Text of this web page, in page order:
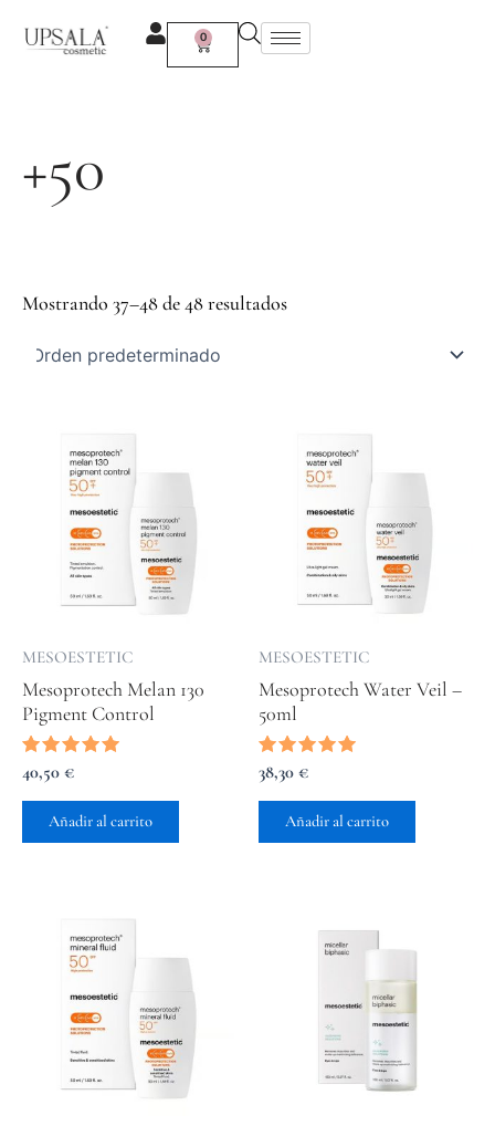
contenido
0
Carrito
+50
Mostrando 37–48 de 48 resultados
MESOESTETIC
Mesoprotech Melan 130
Pigment Control
Valorado
con
5.00
de 5
40,50 €
Añadir al carrito
MESOESTETIC
Mesoprotech Water Veil –
50ml
Valorado
con
5.00
de 5
38,30 €
Añadir al carrito